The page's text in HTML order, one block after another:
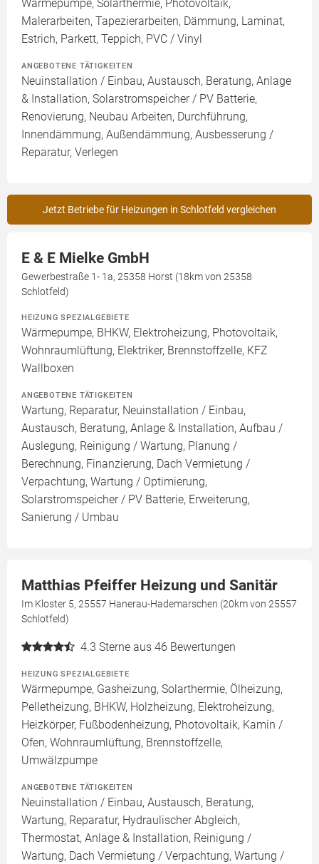
Wärmepumpe, Solarthermie, Photovoltaik,
Malerarbeiten, Tapezierarbeiten, Dämmung, Laminat,
Estrich, Parkett, Teppich, PVC / Vinyl
ANGEBOTENE TÄTIGKEITEN
Neuinstallation / Einbau, Austausch, Beratung, Anlage
& Installation, Solarstromspeicher / PV Batterie,
Renovierung, Neubau Arbeiten, Durchführung,
Innendämmung, Außendämmung, Ausbesserung /
Reparatur, Verlegen
Jetzt Betriebe für Heizungen in Schlotfeld vergleichen
E & E Mielke GmbH
Gewerbestraße 1- 1a, 25358 Horst (18km von 25358
Schlotfeld)
HEIZUNG SPEZIALGEBIETE
Wärmepumpe, BHKW, Elektroheizung, Photovoltaik,
Wohnraumlüftung, Elektriker, Brennstoffzelle, KFZ
Wallboxen
ANGEBOTENE TÄTIGKEITEN
Wartung, Reparatur, Neuinstallation / Einbau,
Austausch, Beratung, Anlage & Installation, Aufbau /
Auslegung, Reinigung / Wartung, Planung /
Berechnung, Finanzierung, Dach Vermietung /
Verpachtung, Wartung / Optimierung,
Solarstromspeicher / PV Batterie, Erweiterung,
Sanierung / Umbau
Matthias Pfeiffer Heizung und Sanitär
Im Kloster 5, 25557 Hanerau-Hademarschen (20km von 25557
Schlotfeld)
4.3 Sterne aus 46 Bewertungen
HEIZUNG SPEZIALGEBIETE
Wärmepumpe, Gasheizung, Solarthermie, Ölheizung,
Pelletheizung, BHKW, Holzheizung, Elektroheizung,
Heizkörper, Fußbodenheizung, Photovoltaik, Kamin /
Ofen, Wohnraumlüftung, Brennstoffzelle,
Umwälzpumpe
ANGEBOTENE TÄTIGKEITEN
Neuinstallation / Einbau, Austausch, Beratung,
Wartung, Reparatur, Hydraulischer Abgleich,
Thermostat, Anlage & Installation, Reinigung /
Wartung, Dach Vermietung / Verpachtung, Wartung /